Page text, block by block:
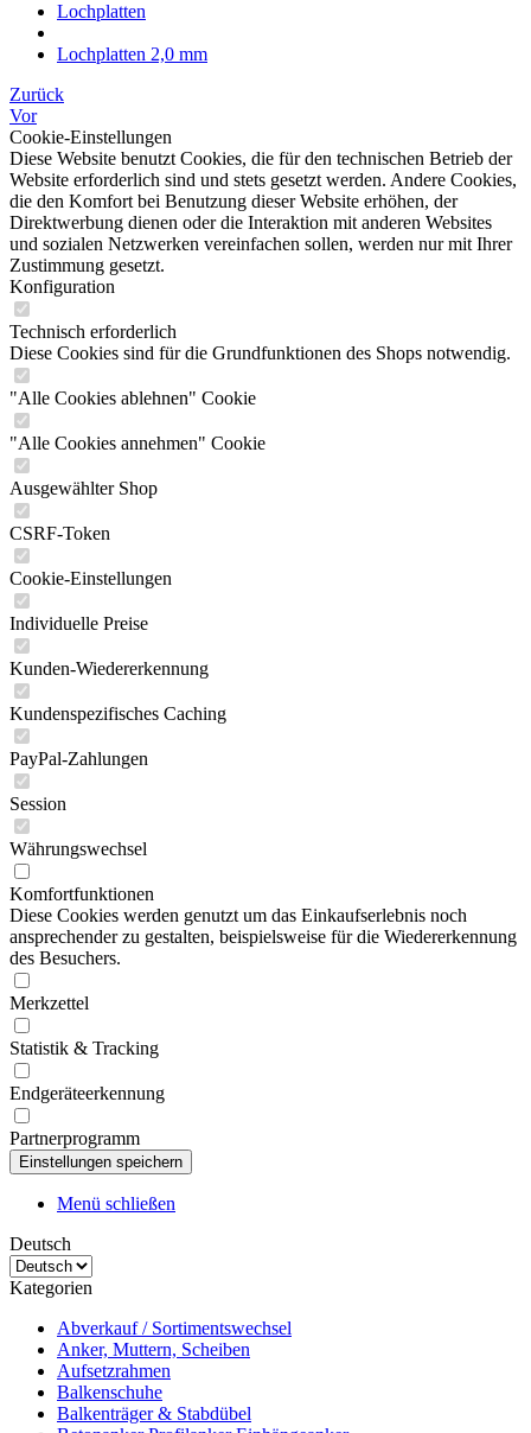
Lochplatten
Lochplatten 2,0 mm
Zurück
Vor
Cookie-Einstellungen
Diese Website benutzt Cookies, die für den technischen Betrieb der
Website erforderlich sind und stets gesetzt werden. Andere Cookies,
die den Komfort bei Benutzung dieser Website erhöhen, der
Direktwerbung dienen oder die Interaktion mit anderen Websites
und sozialen Netzwerken vereinfachen sollen, werden nur mit Ihrer
Zustimmung gesetzt.
Konfiguration
Technisch erforderlich
Diese Cookies sind für die Grundfunktionen des Shops notwendig.
"Alle Cookies ablehnen" Cookie
"Alle Cookies annehmen" Cookie
Ausgewählter Shop
CSRF-Token
Cookie-Einstellungen
Individuelle Preise
Kunden-Wiedererkennung
Kundenspezifisches Caching
PayPal-Zahlungen
Session
Währungswechsel
Komfortfunktionen
Diese Cookies werden genutzt um das Einkaufserlebnis noch
ansprechender zu gestalten, beispielsweise für die Wiedererkennung
des Besuchers.
Merkzettel
Statistik & Tracking
Endgeräteerkennung
Partnerprogramm
Menü schließen
Deutsch
Kategorien
Abverkauf / Sortimentswechsel
Anker, Muttern, Scheiben
Aufsetzrahmen
Balkenschuhe
Balkenträger & Stabdübel